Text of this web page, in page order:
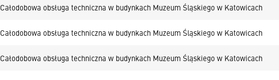
Całodobowa obsługa techniczna w budynkach Muzeum Śląskiego w Katowicach
Całodobowa obsługa techniczna w budynkach Muzeum Śląskiego w Katowicach
Całodobowa obsługa techniczna w budynkach Muzeum Śląskiego w Katowicach